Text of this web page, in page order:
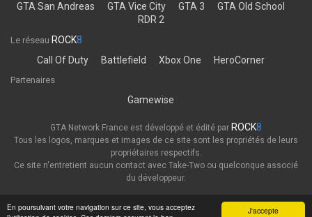
J'accepte
En poursuivant votre navigation sur ce site, vous acceptez
GTA San Andreas
GTA Vice City GTA 3
GTA Old School
RDR 2
Le réseau ROCK8
Call Of Duty
Battlefield Xbox One HeroCorner
Partenaires
Gamewise
GTA Network France est développé et édité par ROCK8
Tous les logos, marques et images de ce site sont les propriétés de leurs
propriétaires respectifs.
Ce site n'entretient aucun contact avec Take-Two ou quelconque associé
du développeur.
Thème Politique de confidentialité